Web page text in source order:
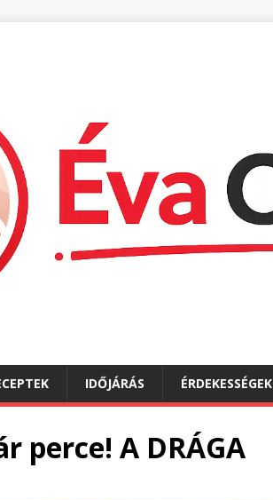
IDŐJÁRÁS ÉRDEKESSÉGEK
perce! A DRÁGA